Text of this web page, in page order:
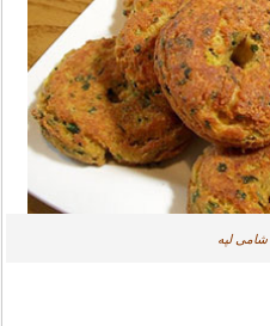
شامی لپه